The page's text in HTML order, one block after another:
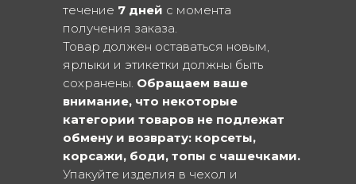
течение 7 дней с момента
получения заказа.
Товар должен оставаться новым,
ярлыки и этикетки должны быть
сохранены. Обращаем ваше
внимание, что некоторые
категории товаров не подлежат
обмену и возврату: корсеты,
корсажи, боди, топы с чашечками.
Упакуйте изделия в чехол и